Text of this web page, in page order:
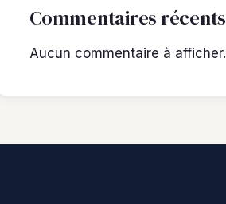
Commentaires récents
Aucun commentaire à afficher.